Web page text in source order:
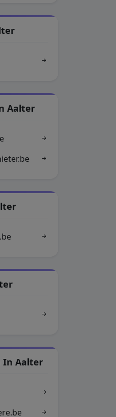
Aalter
In Aalter